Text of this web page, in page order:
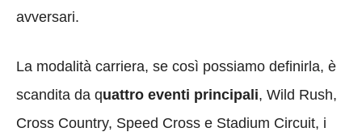
avversari.
La modalità carriera, se così possiamo definirla, è
scandita da quattro eventi principali, Wild Rush,
Cross Country, Speed Cross e Stadium Circuit, i